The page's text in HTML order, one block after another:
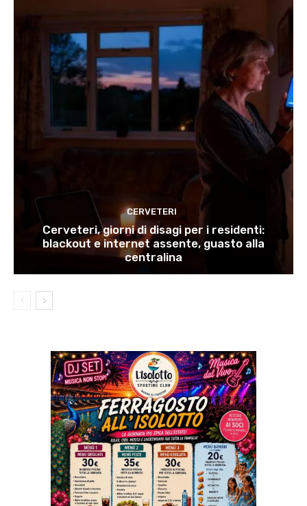
CERVETERI
Cerveteri, giorni di disagi per i residenti:
blackout e internet assente, guasto alla
centralina